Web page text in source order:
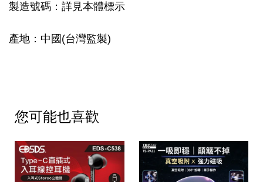
製造號碼：詳見本體標示
產地：中國(台灣監製)
您可能也喜歡